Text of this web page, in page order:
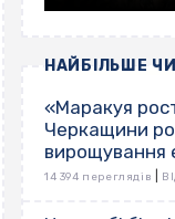
НАЙБІЛЬШЕ
«Маракуя
Черкащини
вирощування
14 394 переглядів